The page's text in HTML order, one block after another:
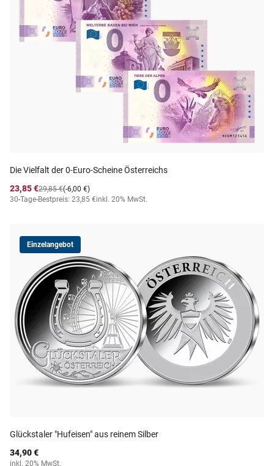
Die Vielfalt der 0-Euro-Scheine Österreichs
23,85 €
(-6,00 €)
29,85 €
30-Tage-Bestpreis: 23,85 €inkl. 20% MwSt.
Einzelangebot
Glückstaler "Hufeisen" aus reinem Silber
34,90 €
inkl. 20% MwSt.